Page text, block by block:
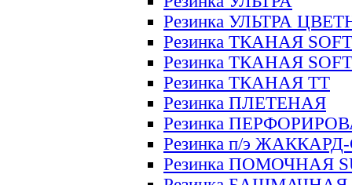
Резинка УЛЬТРА
Резинка ТКАНАЯ SOFT
Резинка ТКАНАЯ
Резинка ТКАНАЯ ТТ
Резинка ПЛЕТЕНАЯ
Резинка
Резинка п/э
Резинка ПОМОЧНАЯ